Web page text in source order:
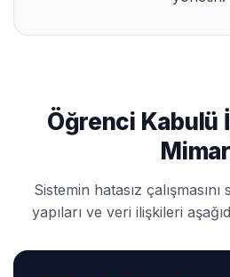
Öğrenci Kabulü
Sistemin hatasız
yapıları ve veri ilişkileri